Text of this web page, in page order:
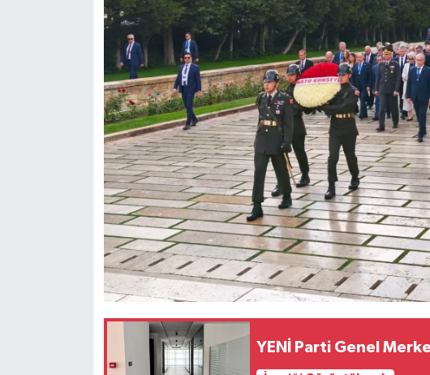
YENİ Parti Genel